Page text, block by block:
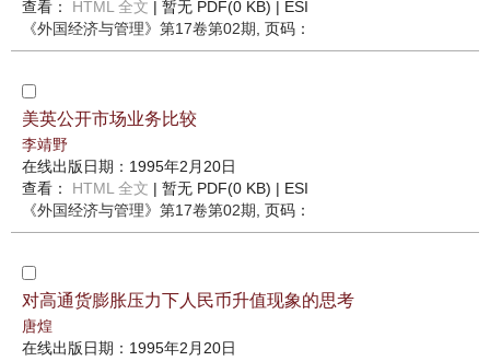
查看： HTML 全文 | 暂无 PDF(0 KB) | ESI
《外国经济与管理》 第17卷第02期 , 页码：
美英公开市场业务比较
李靖野
在线出版日期：1995年2月20日
查看： HTML 全文 | 暂无 PDF(0 KB) | ESI
《外国经济与管理》 第17卷第02期 , 页码：
对高通货膨胀压力下人民币升值现象的思考
唐煌
在线出版日期：1995年2月20日